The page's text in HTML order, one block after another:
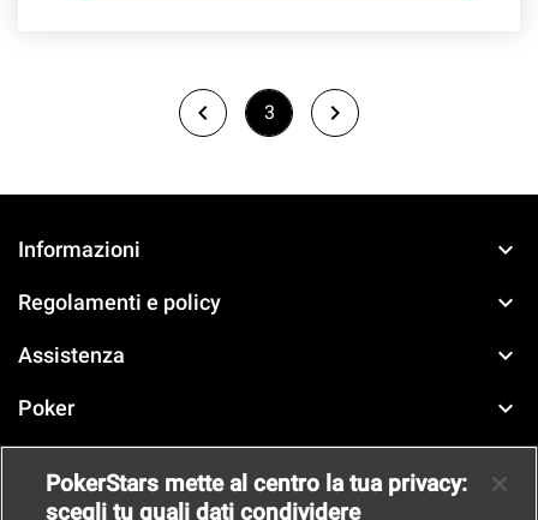
keyboard_arrow_left 3 keyboard_arrow_right
Informazioni keyboard_arrow_down
Regolamenti e policy keyboard_arrow_down
Assistenza keyboard_arrow_down
Poker keyboard_arrow_down
Scommesse
PokerStars mette al centro la tua privacy:
scegli tu quali dati condividere